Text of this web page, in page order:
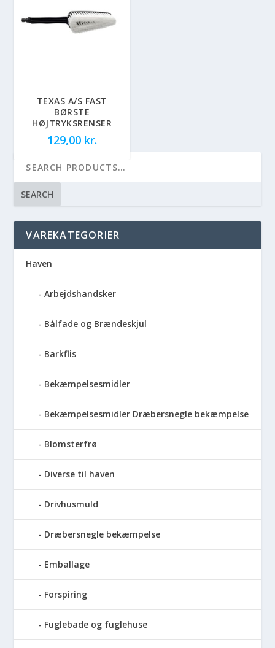
TEXAS A/S FAST
BØRSTE
HØJTRYKSRENSER
129,00 kr.
SEARCH
VAREKATEGORIER
Haven
Arbejdshandsker
Bålfade og Brændeskjul
Barkflis
Bekæmpelsesmidler
Bekæmpelsesmidler Dræbersnegle bekæmpelse
Blomsterfrø
Diverse til haven
Drivhusmuld
Dræbersnegle bekæmpelse
Emballage
Forspiring
Fuglebade og fuglehuse